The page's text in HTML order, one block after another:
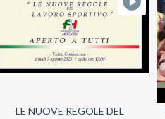
LE NUOVE REGOLE DEL